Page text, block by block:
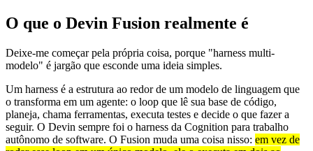
O que o Devin Fusion realmente é
Deixe-me começar pela própria coisa, porque "harness multi-
modelo" é jargão que esconde uma ideia simples.
Um harness é a estrutura ao redor de um modelo de linguagem que
o transforma em um agente: o loop que lê sua base de código,
planeja, chama ferramentas, executa testes e decide o que fazer a
seguir. O Devin sempre foi o harness da Cognition para trabalho
autônomo de software. O Fusion muda uma coisa nisso: em vez de